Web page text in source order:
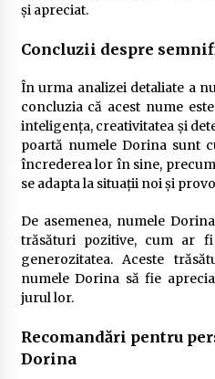
și apreciat.
Concluzii despre
În urma analizei detaliate a
concluzia că acest nume
inteligența, creativitatea și
poartă numele Dorina sunt
încrederea lor în sine,
se adapta la situații noi și
De asemenea, numele
trăsături pozitive, cum ar fi
generozitatea. Aceste
numele Dorina să fie
jurul lor.
Recomandări pentru
Dorina